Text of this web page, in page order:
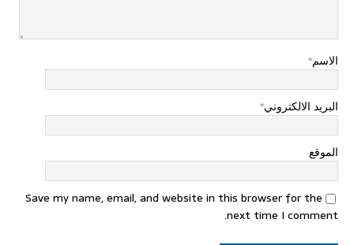
الاسم*
البريد الالكتروني*
الموقع
Save my name, email, and website in this browser for the
next time I comment.